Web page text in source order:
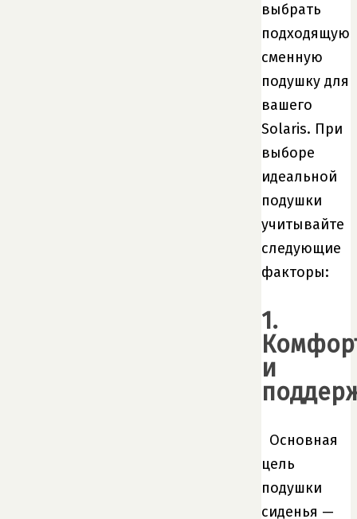
выбрать
подходящую
сменную
подушку для
вашего
Solaris. При
выборе
идеальной
подушки
учитывайте
следующие
факторы:
1.
и
Основная
цель
подушки
сиденья —